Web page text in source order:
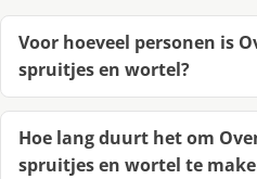
Voor hoeveel personen is
spruitjes en wortel?
Hoe lang duurt het om
spruitjes en wortel te